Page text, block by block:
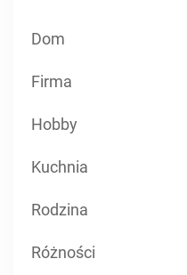
Dom
Firma
Hobby
Kuchnia
Rodzina
Różności